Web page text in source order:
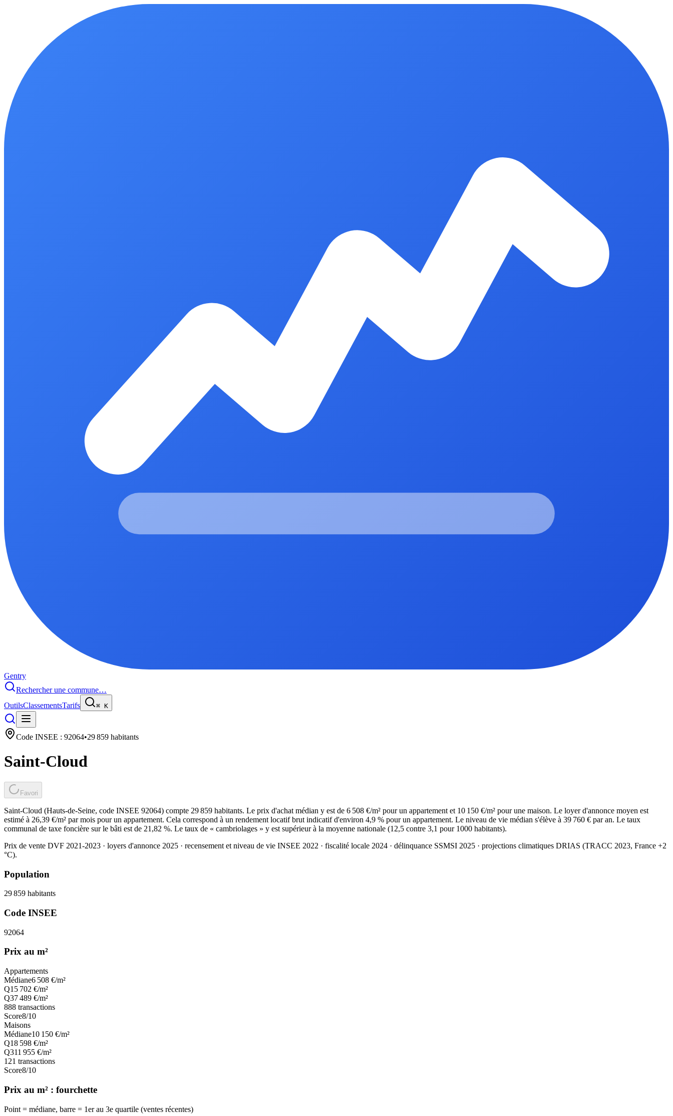
Gentry
Rechercher une commune…
OutilsClassementsTarifs ⌘ K
Code INSEE : 92064•29 859 habitants
Saint-Cloud
Favori
Saint-Cloud (Hauts-de-Seine, code INSEE 92064) compte 29 859 habitants. Le prix d'achat médian y est de 6 508 €/m² pour un appartement et 10 150 €/m² pour une maison. Le loyer d'annonce moyen est
estimé à 26,39 €/m² par mois pour un appartement. Cela correspond à un rendement locatif brut indicatif d'environ 4,9 % pour un appartement. Le niveau de vie médian s'élève à 39 760 € par an. Le taux
communal de taxe foncière sur le bâti est de 21,82 %. Le taux de « cambriolages » y est supérieur à la moyenne nationale (12,5 contre 3,1 pour 1000 habitants).
Prix de vente DVF 2021-2023 · loyers d'annonce 2025 · recensement et niveau de vie INSEE 2022 · fiscalité locale 2024 · délinquance SSMSI 2025 · projections climatiques DRIAS (TRACC 2023, France +2
°C).
Population
29 859 habitants
Code INSEE
92064
Prix au m²
Appartements
Médiane6 508 €/m²
Q1 5 702 €/m²
Q37 489 €/m²
888 transactions
Score8/10
Maisons
Médiane10 150 €/m²
Q18 598 €/m²
Q311 955 €/m²
121 transactions
Score8/10
Prix au m² : fourchette
Point = médiane, barre = 1er au 3e quartile (ventes récentes)